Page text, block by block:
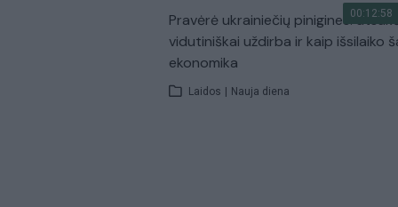
00:12:58
Pravėrė ukrainiečių pinigines:
vidutiniškai uždirba ir kaip išsilaiko
ekonomika
Laidos | Nauja diena